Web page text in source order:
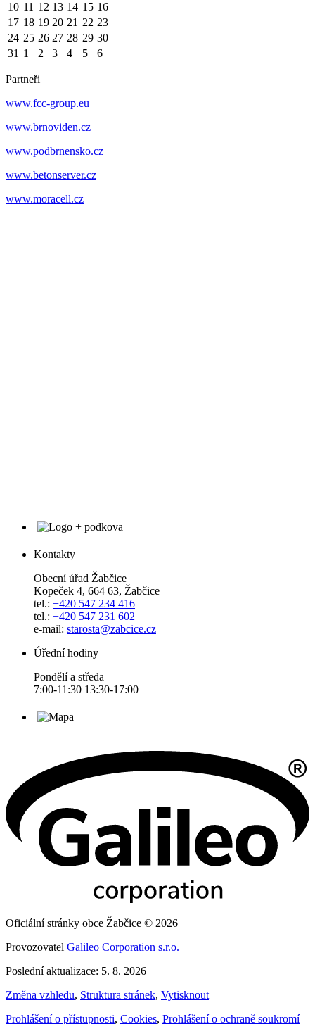
10 11 12 13 14 15 16
17 18 19 20 21 22 23
24 25 26 27 28 29 30
31 1 2 3 4 5 6
Partneři
www.fcc-group.eu
www.brnoviden.cz
www.podbrnensko.cz
www.betonserver.cz
www.moracell.cz
Kontakty
Obecní úřad Žabčice
Kopeček 4, 664 63, Žabčice
tel.: +420 547 234 416
tel.: +420 547 231 602
e-mail: starosta@zabcice.cz
Úřední hodiny
Pondělí a středa
7:00-11:30 13:30-17:00
Oficiální stránky obce Žabčice © 2026
Provozovatel Galileo Corporation s.r.o.
Poslední aktualizace: 5. 8. 2026
Změna vzhledu, Struktura stránek, Vytisknout
Prohlášení o přístupnosti, Cookies, Prohlášení o ochraně soukromí